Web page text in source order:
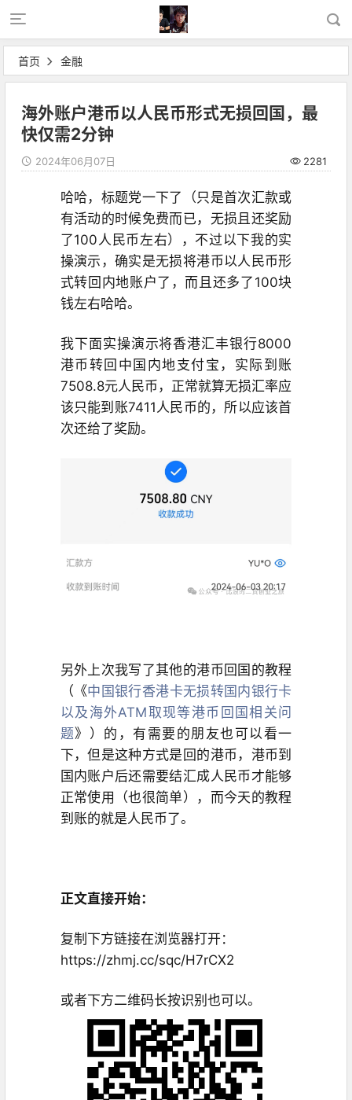
首页 金融
海外账户港币以人民币形式无损回国，最
快仅需2分钟
2024年06月07日 2281
哈哈，标题党一下了（只是首次汇款或
有活动的时候免费而已，无损且还奖励
了100人民币左右），不过以下我的实
操演示，确实是无损将港币以人民币形
式转回内地账户了，而且还多了100块
钱左右哈哈。
我下面实操演示将香港汇丰银行8000
港币转回中国内地支付宝，实际到账
7508.8元人民币，正常就算无损汇率应
该只能到账7411人民币的，所以应该首
次还给了奖励。
另外上次我写了其他的港币回国的教程
（《中国银行香港卡无损转国内银行卡
以及海外ATM取现等港币回国相关问
题》）的，有需要的朋友也可以看一
下，但是这种方式是回的港币，港币到
国内账户后还需要结汇成人民币才能够
正常使用（也很简单），而今天的教程
到账的就是人民币了。
正文直接开始：
复制下方链接在浏览器打开：
https://zhmj.cc/sqc/H7rCX2
或者下方二维码长按识别也可以。